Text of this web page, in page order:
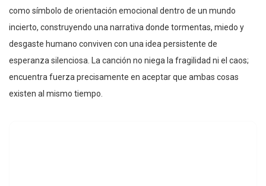
como símbolo de orientación emocional dentro de un mundo
incierto, construyendo una narrativa donde tormentas, miedo y
desgaste humano conviven con una idea persistente de
esperanza silenciosa. La canción no niega la fragilidad ni el caos;
encuentra fuerza precisamente en aceptar que ambas cosas
existen al mismo tiempo.